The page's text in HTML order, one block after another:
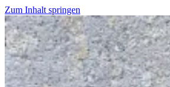
Zum Inhalt springen